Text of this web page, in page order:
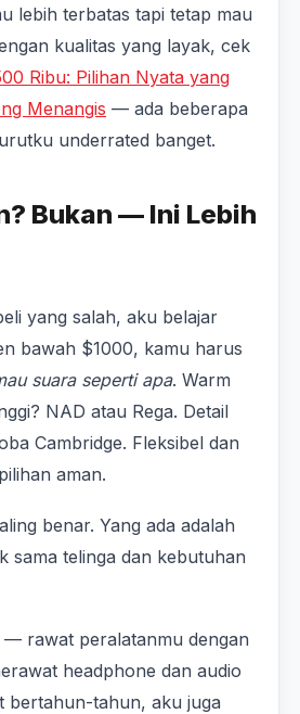
lebih terbatas tapi tetap mau
kualitas yang layak, cek
Ribu: Pilihan Nyata yang
Menangis — ada beberapa
underrated banget.
Bukan — Ini Lebih
yang salah, aku belajar
bawah $1000, kamu harus
suara seperti apa. Warm
NAD atau Rega. Detail
Cambridge. Fleksibel dan
aman.
benar. Yang ada adalah
sama telinga dan kebutuhan
rawat peralatanmu dengan
headphone dan audio
bertahun-tahun, aku juga